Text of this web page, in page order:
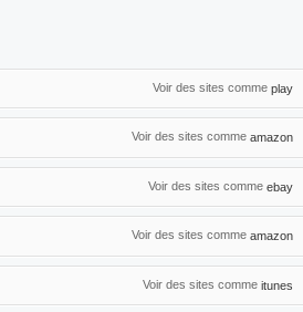
Voir des sites comme play
Voir des sites comme amazon
Voir des sites comme ebay
Voir des sites comme amazon
Voir des sites comme itunes